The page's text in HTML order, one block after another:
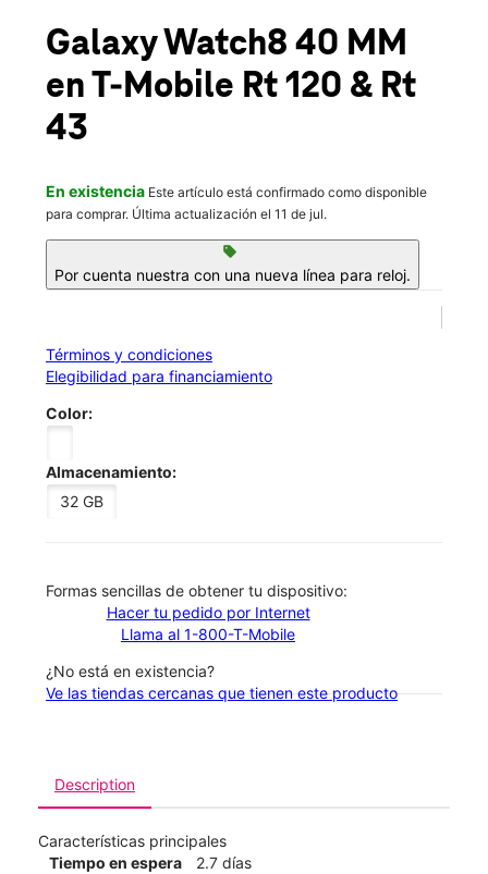
location_on
3901 Fountain Square Place Waukegan, IL 60085
Galaxy Watch8 40 MM
en T-Mobile Rt 120 & Rt
43
En existencia Este artículo está confirmado como disponible
para comprar. Última actualización el 11 de jul.
sell
Por cuenta nuestra con una nueva línea para reloj.
Términos y condiciones
Elegibilidad para financiamiento
Color:
Almacenamiento:
32 GB
​​​​​​​Formas sencillas de obtener tu dispositivo:
Hacer tu pedido por Internet
Llama al 1-800-T-Mobile
¿No está en existencia?
Ve las tiendas cercanas que tienen este producto
Description
Características principales
Tiempo en espera
2.7 días